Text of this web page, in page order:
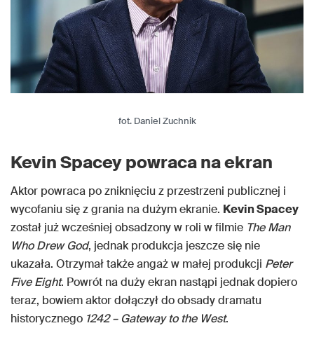
fot. Daniel Zuchnik
Kevin Spacey powraca na ekran
Aktor powraca po zniknięciu z przestrzeni publicznej i
wycofaniu się z grania na dużym ekranie. Kevin Spacey
został już wcześniej obsadzony w roli w filmie The Man
Who Drew God, jednak produkcja jeszcze się nie
ukazała. Otrzymał także angaż w małej produkcji Peter
Five Eight. Powrót na duży ekran nastąpi jednak dopiero
teraz, bowiem aktor dołączył do obsady dramatu
historycznego 1242 – Gateway to the West.